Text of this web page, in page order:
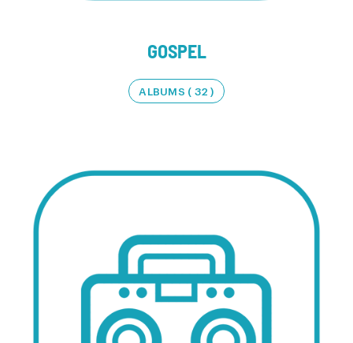
GOSPEL
ALBUMS ( 32 )